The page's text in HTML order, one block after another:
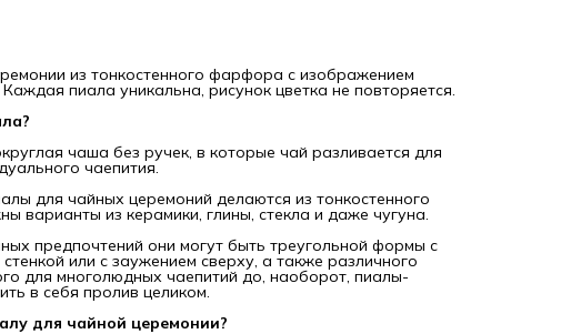
из тонкостенного фарфора с изображением
пиала уникальна, рисунок цветка не повторяется.
чаша без ручек, в которые чай разливается для
чаепития.
для чайных церемоний делаются из тонкостенного
варианты из керамики, глины, стекла и даже чугуна.
предпочтений они могут быть треугольной формы с
или с заужением сверху, а также различного
для многолюдных чаепитий до, наоборот, пиалы-
в себя пролив целиком.
для чайной церемонии?